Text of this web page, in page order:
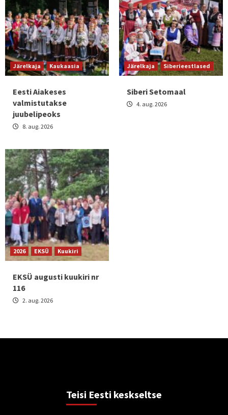
Järelkaja Kaukaasia
Eesti Aiakeses
valmistutakse
juubelipeoks
8. aug. 2026
Järelkaja Siberieestlased
Siberi Setomaal
4. aug. 2026
2026 EKSÜ Kuukiri
EKSÜ augusti kuukiri nr
116
2. aug. 2026
Teisi Eesti keskseltse